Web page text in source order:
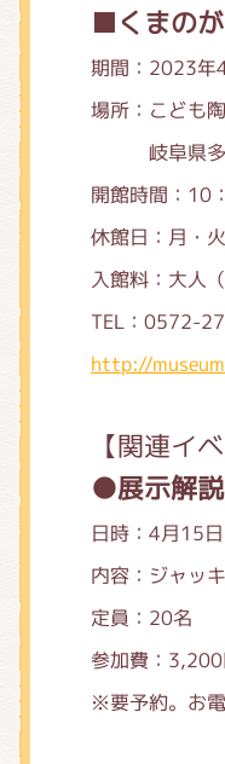
■くまの
期間：2023年
場所：こども
岐阜県多治
開館時間：10
休館日：月・
入館料：大
TEL：0572-
http://
【関連イ
●展示解
日時：4月15
内容：ジャッ
定員：20名
参加費：
※要予約。お